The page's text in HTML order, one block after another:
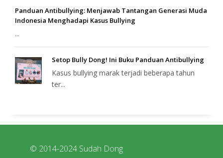
Panduan Antibullying: Menjawab Tantangan Generasi Muda
Indonesia Menghadapi Kasus Bullying
...
Setop Bully Dong! Ini Buku Panduan Antibullying
Kasus bullying marak terjadi beberapa tahun
ter...
© 2014-2024 Sudah Dong